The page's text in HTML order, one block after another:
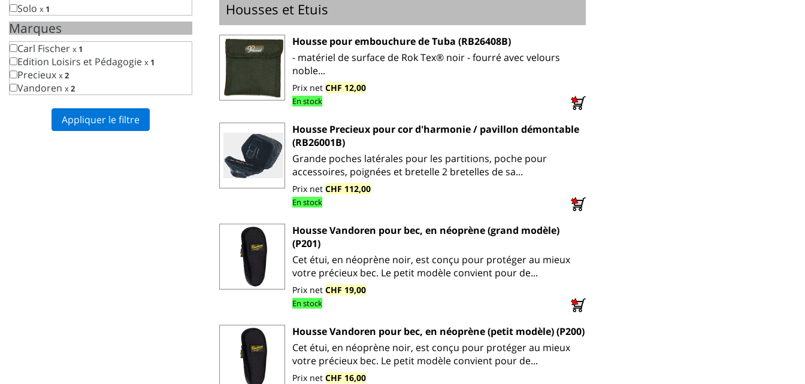
Solo x 1
Marques
Carl Fischer x 1
Edition Loisirs et Pédagogie x 1
Precieux x2
Vandoren x2
Appliquer le filtre
Housses et Etuis
Housse pour embouchure de Tuba (RB26408B)
- matériel de surface de Rok Tex® noir - fourré avec velours
noble...
Prix net CHF 12,00
En stock
Housse Precieux pour cor d'harmonie / pavillon démontable
(RB26001B)
Grande poches latérales pour les partitions, poche pour
accessoires, poignées et bretelle 2 bretelles de sa...
Prix net CHF 112,00
En stock
Housse Vandoren pour bec, en néoprène (grand modèle)
(P201)
Cet étui, en néoprène noir, est conçu pour protéger au mieux
votre précieux bec. Le petit modèle convient pour de...
Prix net CHF 19,00
En stock
Housse Vandoren pour bec, en néoprène (petit modèle) (P200)
Cet étui, en néoprène noir, est conçu pour protéger au mieux
votre précieux bec. Le petit modèle convient pour de...
Prix net CHF 16,00